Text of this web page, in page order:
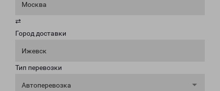
Москва
⇄
Город доставки
Ижевск
Тип перевозки
Автоперевозка